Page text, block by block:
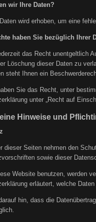
wir Ihre Daten?
wird erhoben, um eine
haben Sie bezüglich Ihrer
das Recht unentgeltlich
Löschung dieser Daten zu
steht Ihnen ein
Sie das Recht, unter
unter „Recht auf
Hinweise und
dieser Seiten nehmen den
sowie dieser
Website benutzen, werden
erläutert, welche
hin, dass die